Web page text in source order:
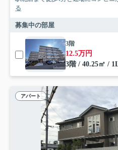
る
募集中の部屋
3階
12.5万円
3階 / 40.25㎡ /
アパート